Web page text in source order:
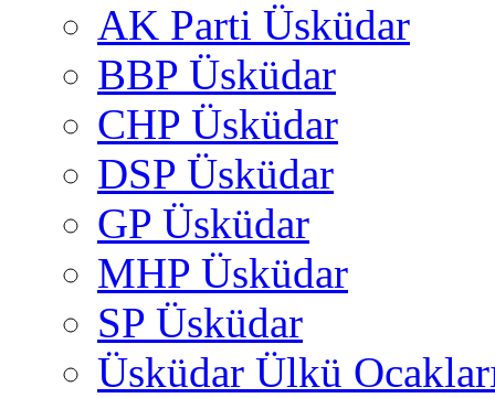
AK Parti Üsküdar
BBP Üsküdar
CHP Üsküdar
DSP Üsküdar
GP Üsküdar
MHP Üsküdar
SP Üsküdar
Üsküdar Ülkü